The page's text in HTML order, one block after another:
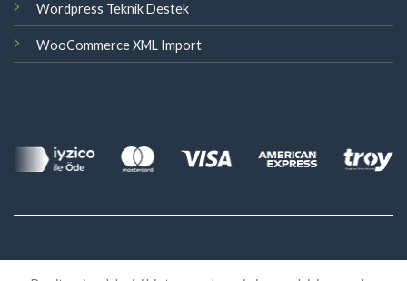
Wordpress Teknik Destek
WooCommerce XML Import